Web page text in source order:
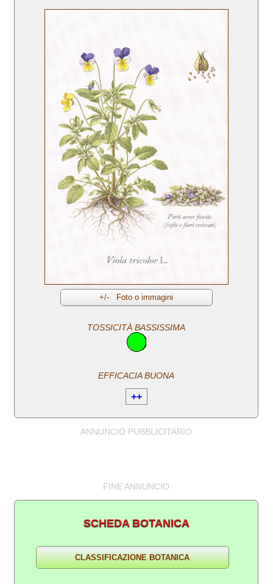
TOSSICITÀ BASSISSIMA
EFFICACIA BUONA
++
ANNUNCIO PUBBLICITARIO
FINE ANNUNCIO
SCHEDA BOTANICA